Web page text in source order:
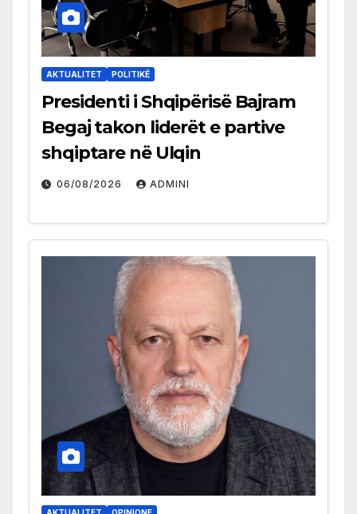
AKTUALITET POLITIKË
Presidenti i Shqipërisë Bajram
Begaj takon liderët e partive
shqiptare në Ulqin
06/08/2026 ADMINI